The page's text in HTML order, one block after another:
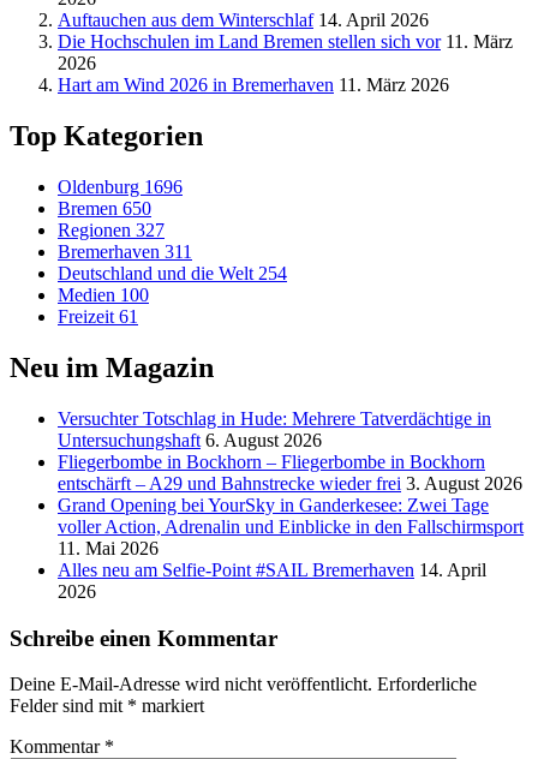
Auftauchen aus dem Winterschlaf 14. April 2026
Die Hochschulen im Land Bremen stellen sich vor 11. März
2026
Hart am Wind 2026 in Bremerhaven 11. März 2026
Top Kategorien
Oldenburg 1696
Bremen 650
Regionen 327
Bremerhaven 311
Deutschland und die Welt 254
Medien 100
Freizeit 61
Neu im Magazin
Versucht­er Totschlag in Hude: Mehrere Tatverdächtige in
Untersuchungshaft 6. August 2026
Fliegerbombe in Bockhorn – Fliegerbombe in Bockhorn
entschärft – A29 und Bahnstrecke wieder frei 3. August 2026
Grand Opening bei YourSky in Ganderkesee: Zwei Tage
voller Action, Adrenalin und Einblicke in den Fallschirmsport
11. Mai 2026
Alles neu am Selfie-Point #SAIL Bremerhaven 14. April
2026
Schreibe einen Kommentar
Deine E-Mail-Adresse wird nicht veröffentlicht. Erforderliche
Felder sind mit * markiert
Kommentar *